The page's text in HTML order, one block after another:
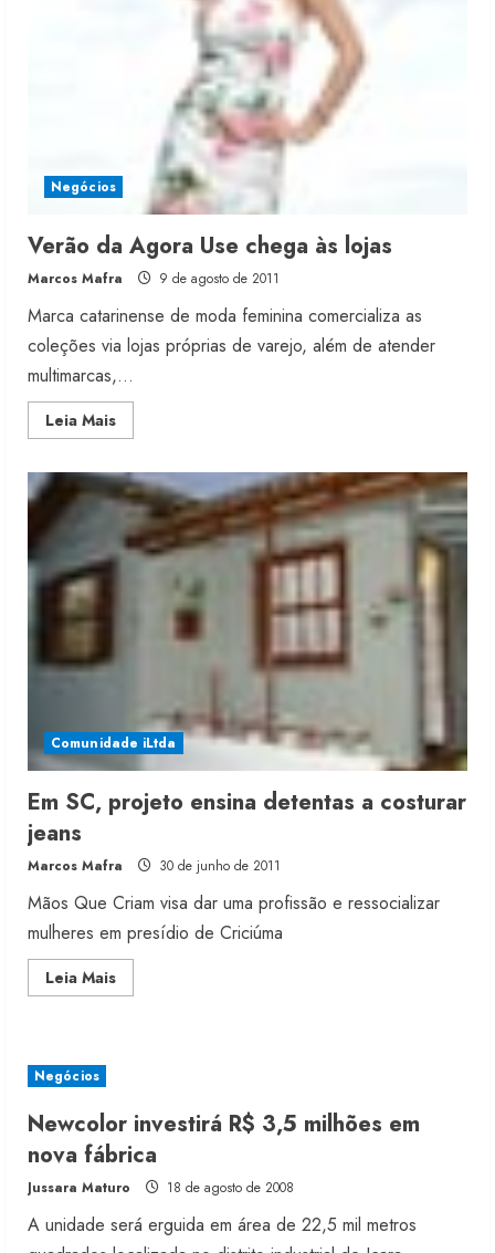
Negócios
Verão da Agora Use chega às lojas
Marcos Mafra 9 de agosto de 2011
Marca catarinense de moda feminina comercializa as
coleções via lojas próprias de varejo, além de atender
multimarcas,...
Leia MaisRead
more
da
Agora
Use
chega
às
lojas
Comunidade iLtda
Em SC, projeto ensina detentas a costurar
jeans
Marcos Mafra 30 de junho de 2011
Mãos Que Criam visa dar uma profissão e ressocializar
mulheres em presídio de Criciúma
Leia MaisRead
more
costurar
jeans
Negócios
Newcolor investirá R$ 3,5 milhões em
nova fábrica
Jussara Maturo 18 de agosto de 2008
A unidade será erguida em área de 22,5 mil metros